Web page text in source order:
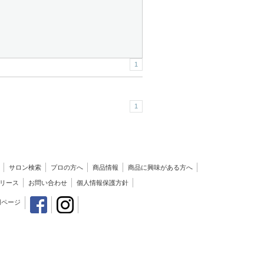
1
1
サロン検索 プロの方へ 商品情報 商品に興味がある方へ
ース お問い合わせ 個人情報保護方針
ージ